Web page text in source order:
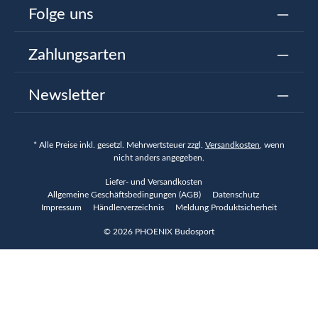
Folge uns
Zahlungsarten
Newsletter
* Alle Preise inkl. gesetzl. Mehrwertsteuer zzgl. Versandkosten , wenn
nicht anders angegeben.
© 2026 PHOENIX Budosport
Liefer- und Versandkosten
Allgemeine Geschäftsbedingungen (AGB)
Datenschutz
Impressum
Händlerverzeichnis Meldung Produktsicherheit